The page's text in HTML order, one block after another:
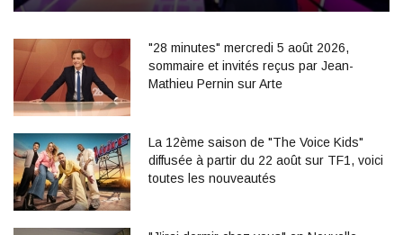
"28 minutes" mercredi 5 août 2026,
sommaire et invités reçus par Jean-
Mathieu Pernin sur Arte
La 12ème saison de "The Voice Kids"
diffusée à partir du 22 août sur TF1, voici
toutes les nouveautés